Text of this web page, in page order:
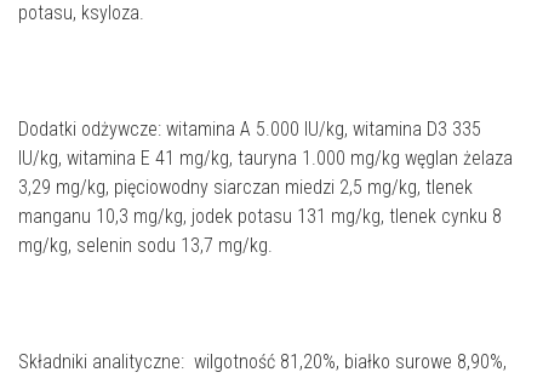
potasu, ksyloza.
Dodatki odżywcze: witamina A 5.000 IU/kg, witamina D3 335
IU/kg, witamina E 41 mg/kg, tauryna 1.000 mg/kg węglan żelaza
3,29 mg/kg, pięciowodny siarczan miedzi 2,5 mg/kg, tlenek
manganu 10,3 mg/kg, jodek potasu 131 mg/kg, tlenek cynku 8
mg/kg, selenin sodu 13,7 mg/kg.
Składniki analityczne: wilgotność 81,20%, białko surowe 8,90%,